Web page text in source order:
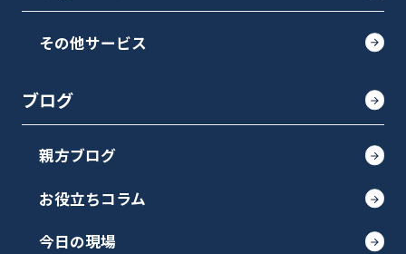
その他サービス
ブログ
親方ブログ
お役立ちコラム
今日の現場